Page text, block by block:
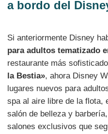
a bordo del
Si anteriormente Disney
para adultos tematizado
restaurante más
la Bestia», ahora Disney
lugares nuevos para
spa al aire libre de la flota,
salón de belleza y
salones exclusivos que